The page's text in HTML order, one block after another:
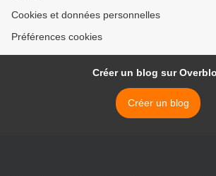
Cookies et données personnelles
Préférences cookies
Créer un blog sur
Créer un blog